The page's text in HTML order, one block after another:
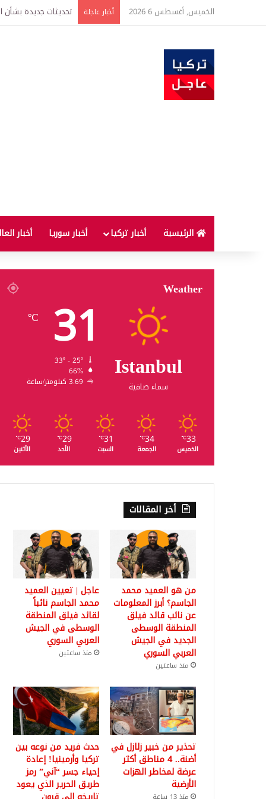
الخميس, أغسطس 6 2026 أخبار عاجلة من هم أكبر
الرئيسية أخبار تركيا أخبار سوريا أخبار
Weather
Istanbul
سماء صافية
31
℃
66%
3.69 كيلومتر/ساعة
33
℃
الخميس
34
℃
الجمعة
31
℃
السبت
29
℃
الأحد
29
℃
الأثنين
أخر المقالات
من هو العميد محمد
الجاسم؟ أبرز المعلومات
عن نائب قائد فيلق
المنطقة الوسطى
الجديد في الجيش
العربي السوري
منذ ساعتين
عاجل | تعيين العميد
محمد الجاسم نائباً
لقائد فيلق المنطقة
الوسطى في الجيش
العربي السوري
منذ ساعتين
تحذير من خبير زلازل في
أضنة.. 4 مناطق أكثر
عرضة لمخاطر الهزات
الأرضية
حدث فريد من نوعه بين
تركيا وأرمينيا! إعادة
إحياء جسر “آني” رمز
طريق الحرير الذي يعود